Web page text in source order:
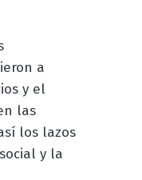
a
y el
las
los lazos
y la